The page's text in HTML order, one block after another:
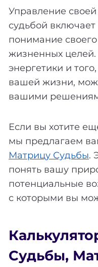
Управление
судьбой включает
понимание
жизненных
энергетики и
вашей жизни,
вашими
Если вы хотите
мы предлагаем
Матрицу Судьбы.
понять вашу
потенциальные
с которыми вы
Судьбы,